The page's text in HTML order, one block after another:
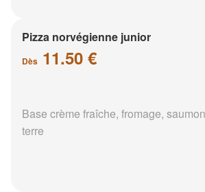
Pizza norvégienne junior
Dès 11.50 €
Base crème fraîche, fromage,
terre